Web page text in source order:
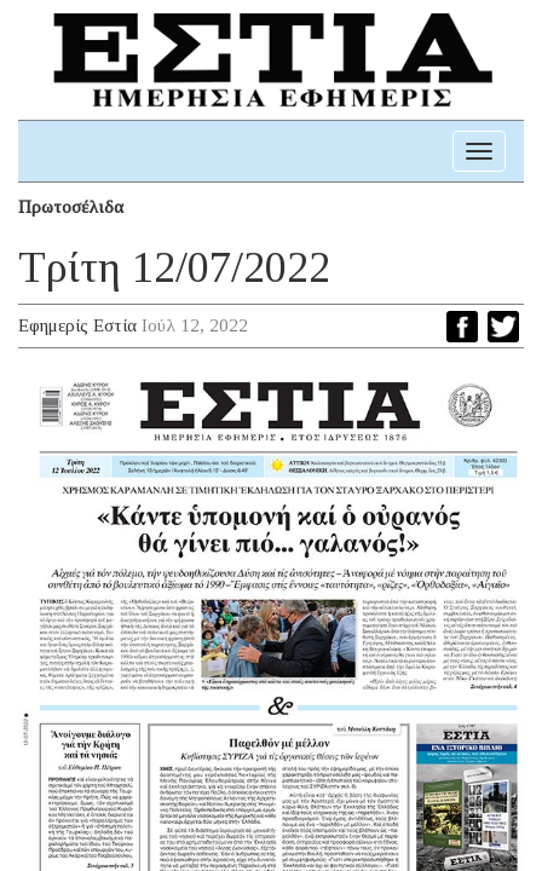
Toggle
Πρωτοσέλιδα
Τρίτη 12/07/2022
Εφημερίς Εστία Ιούλ 12, 2022